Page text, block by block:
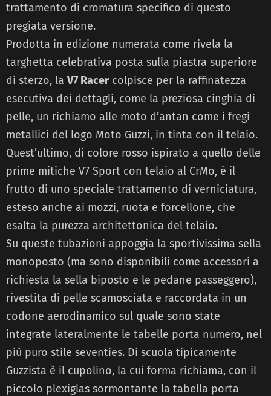
trattamento di cromatura specifico di questo
pregiata versione.
Prodotta in edizione numerata come rivela la
targhetta celebrativa posta sulla piastra superiore
di sterzo, la V7 Racercolpisce per la raffinatezza
esecutiva dei dettagli, come la preziosa cinghia di
pelle, un richiamo alle moto d’antan come i fregi
metallici del logo Moto Guzzi, in tinta con il telaio.
Quest’ultimo, di colore rosso ispirato a quello delle
prime mitiche V7 Sport con telaio al CrMo, è il
frutto di uno speciale trattamento di verniciatura,
esteso anche ai mozzi, ruota e forcellone, che
esalta la purezza architettonica del telaio.
Su queste tubazioni appoggia la sportivissima sella
monoposto (ma sono disponibili come accessori a
richiesta la sella biposto e le pedane passeggero),
rivestita di pelle scamosciata e raccordata in un
codone aerodinamico sul quale sono state
integrate lateralmente le tabelle porta numero, nel
più puro stile seventies. Di scuola tipicamente
Guzzista è il cupolino, la cui forma richiama, con il
piccolo plexiglas sormontante la tabella porta